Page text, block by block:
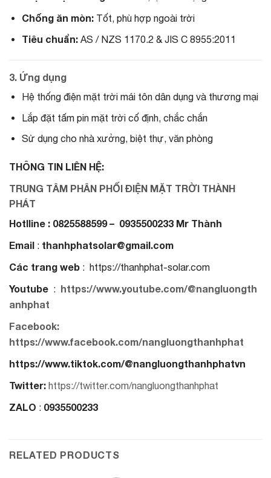
Chống ăn mòn:Tốt, phù hợp ngoài trời
Tiêu chuẩn:AS / NZS 1170.2 & JIS C 8955:2011
3. Ứng dụng
Hệ thống điện mặt trời mái tôn dân dụng và thương mại
Lắp đặt tấm pin mặt trời cố định, chắc chắn
Sử dụng cho nhà xưởng, biệt thự, văn phòng
THÔNG TIN LIÊN HỆ:
TRUNG TÂM PHÂN PHỐI ĐIỆN MẶT TRỜI THÀNH
PHÁT
Hotlline : 0825588599 – 0935500233 Mr Thành
Email : thanhphatsolar@gmail.com
Các trang web : https://thanhphat-solar.com
Youtube : https://www.youtube.com/@nangluongth
anhphat
Facebook:
https://www.facebook.com/nangluongthanhphat
https://www.tiktok.com/@nangluongthanhphatvn
Twitter: https://twitter.com/nangluongthanhphat
ZALO : 0935500233
RELATED PRODUCTS